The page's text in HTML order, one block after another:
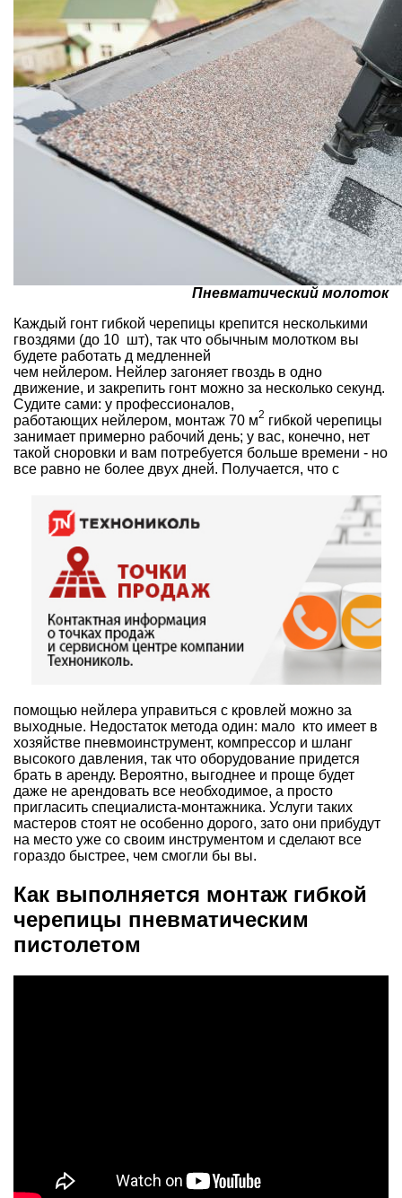
Пневматический молоток
Каждый гонт гибкой черепицы крепится несколькими
гвоздями (до 10 шт), так что обычным молотком вы
будете работать д медленней
чем нейлером. Нейлер загоняет гвоздь в одно
движение, и закрепить гонт можно за несколько секунд.
Судите сами: у профессионалов,
работающих нейлером, монтаж 70 м2 гибкой черепицы
занимает примерно рабочий день; у вас, конечно, нет
такой сноровки и вам потребуется больше времени - но
все равно не более двух дней. Получается, что с
помощью нейлера управиться с кровлей можно за
выходные. Недостаток метода один: мало кто имеет в
хозяйстве пневмоинструмент, компрессор и шланг
высокого давления, так что оборудование придется
брать в аренду. Вероятно, выгоднее и проще будет
даже не арендовать все необходимое, а просто
пригласить специалиста-монтажника. Услуги таких
мастеров стоят не особенно дорого, зато они прибудут
на место уже со своим инструментом и сделают все
гораздо быстрее, чем смогли бы вы.
Как выполняется монтаж гибкой
черепицы пневматическим
пистолетом